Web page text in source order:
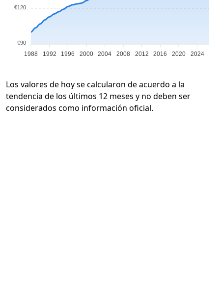
€120
€90
1988 1992 1996 2000 2004 2008 2012 2016 2020 2024
Los valores de hoy se calcularon de acuerdo a la
tendencia de los últimos 12 meses y no deben ser
considerados como información oficial.